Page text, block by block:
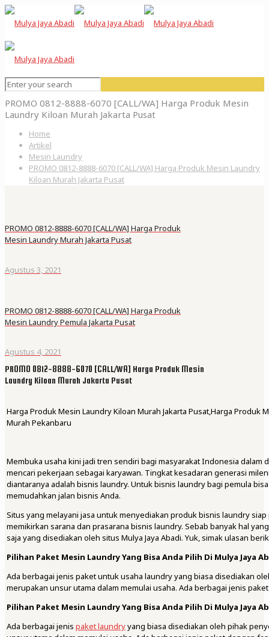
PROMO 0812-8888-6070 [CALL/WA] Harga Produk Mesin
Laundry Kiloan Murah Jakarta Pusat
Home
Artikel
Mesin Laundry
PROMO 0812-8888-6070 [CALL/WA] Harga Produk Mesin Laundry
Kiloan Murah Jakarta Pusat
PROMO 0812-8888-6070 [CALL/WA] Harga Produk
Mesin Laundry Murah Jakarta Pusat
Agustus 3, 2021
PROMO 0812-8888-6070 [CALL/WA] Harga Produk
Mesin Laundry Pemula Jakarta Pusat
Agustus 4, 2021
PROMO 0812-8888-6070 [CALL/WA] Harga Produk Mesin
Laundry Kiloan Murah Jakarta Pusat
Harga Produk Mesin Laundry Kiloan Murah Jakarta Pusat,Harga
Murah Pekanbaru
Membuka usaha kini jadi tren sendiri bagi masyarakat Indonesia
mencari pekerjaan sebagai karyawan. Tingkat kesadaran generasi
diantaranya adalah bisnis laundry. Untuk bisnis laundry bagi pemula
memudahkan jalan bisnis Anda.
Situs yang melayani jasa untuk menyediakan produk bisnis laundry
memikirkan sarana dan prasarana bisnis laundry. Sebab banyak hal
saja yang disediakan oleh situs Mulya Jaya Abadi. Yuk, simak ulasan
Pilihan Paket Mesin Laundry Yang Bisa Anda Pilih Di Mulya Jaya
Ada berbagai jenis paket untuk usaha laundry yang biasa disediakan
merupakan unsur utama dalam memulai usaha. Ada berbagai jenis
Pilihan Paket Mesin Laundry Yang Bisa Anda Pilih Di Mulya Jaya
Ada berbagai jenis paket laundryyang biasa disediakan oleh pihak